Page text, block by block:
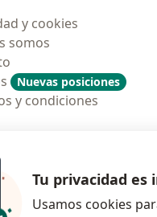
y cookies
somos
Nuevas posiciones
y condiciones
Tu privacidad es
Usamos cookies